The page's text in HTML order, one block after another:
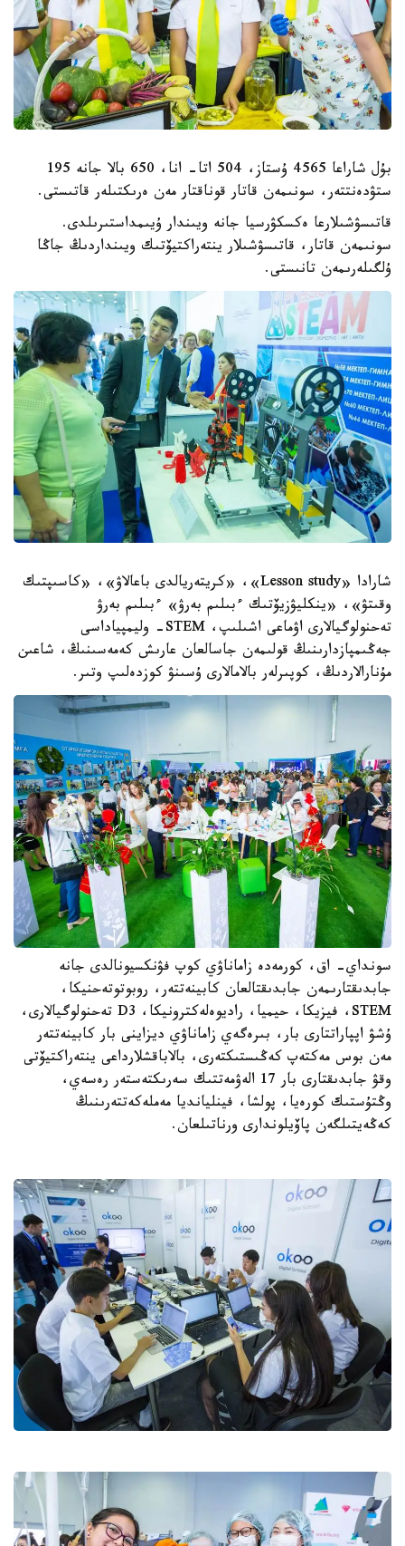
بۇل شاراعا 4565 ۇستاز، 504 اتا- انا، 650 بالا جانە 195
ستۋدەنتتەر، سونىمەن قاتار قوناقتار مەن ەرىكتىلەر قاتىستى.
قاتىسۋشىلارعا ەكسكۋرسيا جانە ويىندار ۇيىمداستىرىلدى.
سونىمەن قاتار، قاتىسۋشىلار ينتەراكتيۆتىك ويىنداردىڭ جاڭا
ۇلگىلەرىمەن تانىستى.
شارادا «Lesson study»
، «كريتەريالدى باعالاۋ»، «كاسىپتىك
وقىتۋ»، «ينكليۋزيۆتىك ءبىلىم بەرۋ» ءبىلىم بەرۋ
تەحنولوگيالارى اۋماعى اشىلىپ، STEM- وليمپياداسى
جەڭىمپازدارىنىڭ قولىمەن جاسالعان عارىش كەمەسىنىڭ، شاعىن
مۇنارالاردىڭ، كوپىرلەر بالامالارى ۇسىنۋ كوزدەلىپ وتىر.
سونداي- اق، كورمەدە زاماناۋي كوپ فۋنكسيونالدى جانە
جابدىقتارىمەن جابدىقتالعان كابينەتتەر، روبوتوتەحنيكا،
STEM، فيزيكا، حيميا، راديوەلەكترونيكا، D3 تەحنولوگيالارى،
ۇشۋ اپپاراتتارى بار، بىرەگەي زاماناۋي ديزاينى بار كابينەتتەر
مەن بوس مەكتەپ كەڭىستىكتەرى، بالاباقشلارداعى ينتەراكتيۆتى
وقۋ جابدىقتارى بار 17 الەۋمەتتىك سەرىكتەستەر رەسەي،
وڭتۇستىك كورەيا، پولشا، فينليانديا مەملەكەتتەرىنىڭ
كەڭەيتىلگەن پاۆيلوندارى ورناتىلعان.